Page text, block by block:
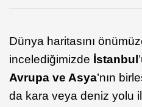
Dünya haritasını
incelediğimizde İstanbul
Avrupa ve Asya’nın
da kara veya deniz yolu